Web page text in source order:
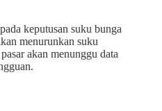
keputusan suku bunga
menurunkan suku
akan menunggu data